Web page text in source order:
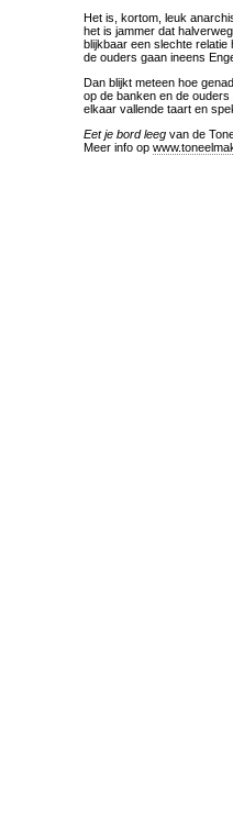
Het is, kortom, leuk
het is jammer dat
blijkbaar een slechte
de ouders gaan ineens
Dan blijkt meteen hoe
op de banken en de
elkaar vallende taart en
Eet je bord leeg van de
Meer info op